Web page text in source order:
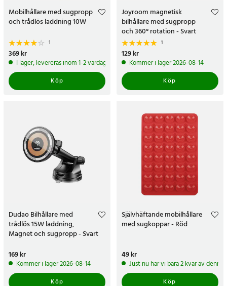
Mobilhållare med sugpropp
och trådlös laddning 10W
1
Pris:369 kr
369 kr
I lager, levereras inom 1-2 vardagar
Köp
Joyroom magnetisk
bilhållare med sugpropp
och 360° rotation - Svart
1
Pris:129 kr
129 kr
Kommer i lager 2026-08-14
Köp
Dudao Bilhållare med
trådlös 15W laddning,
Magnet och sugpropp - Svart
Pris:169 kr
169 kr
Kommer i lager 2026-08-14
Köp
Självhäftande mobilhållare
med sugkoppar - Röd
Pris:49 kr
49 kr
Just nu har vi bara 2 kvar av denna
Köp